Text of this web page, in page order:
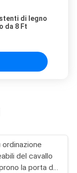
di legno
da 8 Ft
ordinazione
del cavallo
la porta di